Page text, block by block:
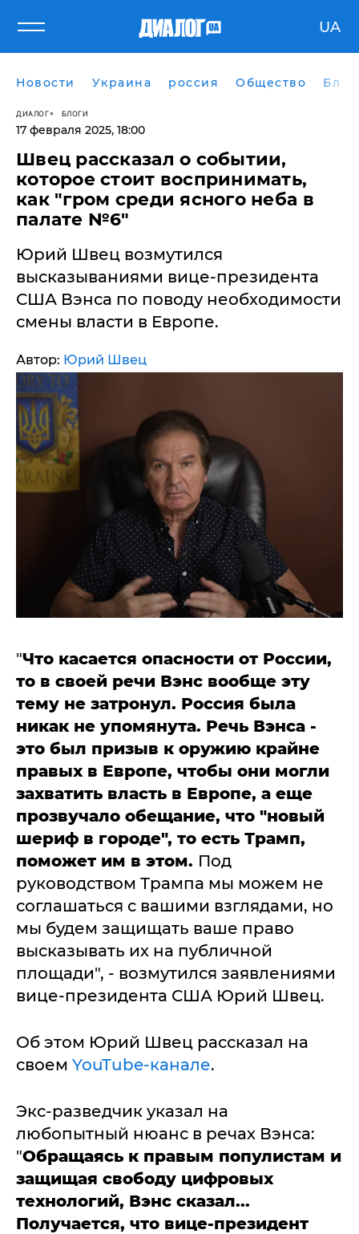
UA
Новости Украина россия Общество
ДИАЛОГ БЛОГИ
17 февраля 2025, 18:00
Швец рассказал о событии,
которое стоит воспринимать,
как "гром среди ясного неба в
палате №6"
Юрий Швец возмутился
высказываниями вице-президента
США Вэнса по поводу необходимости
смены власти в Европе.
Автор: Юрий Швец
"Что касается опасности от России,
то в своей речи Вэнс вообще эту
тему не затронул. Россия была
никак не упомянута. Речь Вэнса -
это был призыв к оружию крайне
правых в Европе, чтобы они могли
захватить власть в Европе, а еще
прозвучало обещание, что "новый
шериф в городе", то есть Трамп,
поможет им в этом. Под
руководством Трампа мы можем не
соглашаться с вашими взглядами, но
мы будем защищать ваше право
высказывать их на публичной
площади", - возмутился заявлениями
вице-президента США Юрий Швец.
Об этом Юрий Швец рассказал на
своем YouTube-канале.
Экс-разведчик указал на
любопытный нюанс в речах Вэнса:
"Обращаясь к правым популистам и
защищая свободу цифровых
технологий, Вэнс сказал...
Получается, что вице-президент